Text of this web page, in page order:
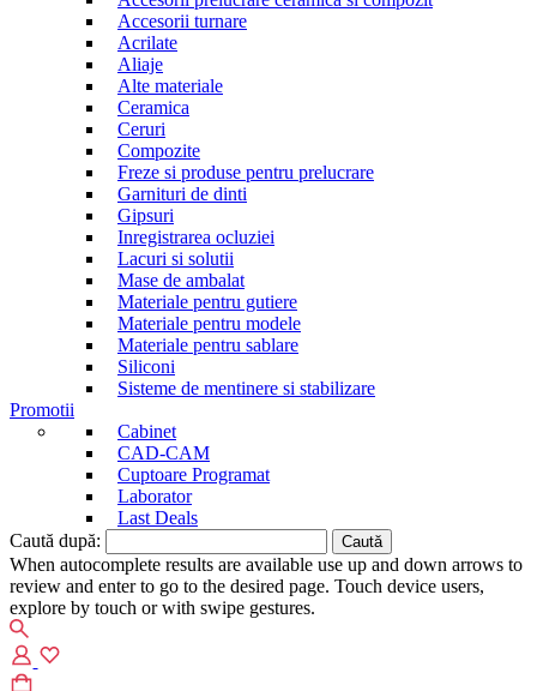
Accesorii turnare
Acrilate
Aliaje
Alte materiale
Ceramica
Ceruri
Compozite
Freze si produse pentru prelucrare
Garnituri de dinti
Gipsuri
Inregistrarea ocluziei
Lacuri si solutii
Mase de ambalat
Materiale pentru gutiere
Materiale pentru modele
Materiale pentru sablare
Siliconi
Sisteme de mentinere si stabilizare
Promotii
Cabinet
CAD-CAM
Cuptoare Programat
Laborator
Last Deals
Caută după:
When autocomplete results are available use up and down arrows to
review and enter to go to the desired page. Touch device users,
explore by touch or with swipe gestures.